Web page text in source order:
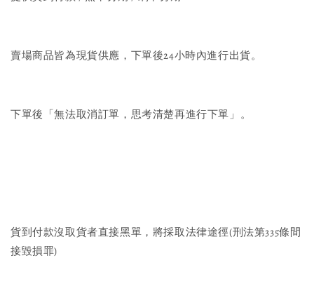
賣場商品皆為現貨供應，下單後24小時內進行出貨。
下單後「無法取消訂單，思考清楚再進行下單」。
貨到付款沒取貨者直接黑單，將採取法律途徑(刑法第335條間
接毀損罪)